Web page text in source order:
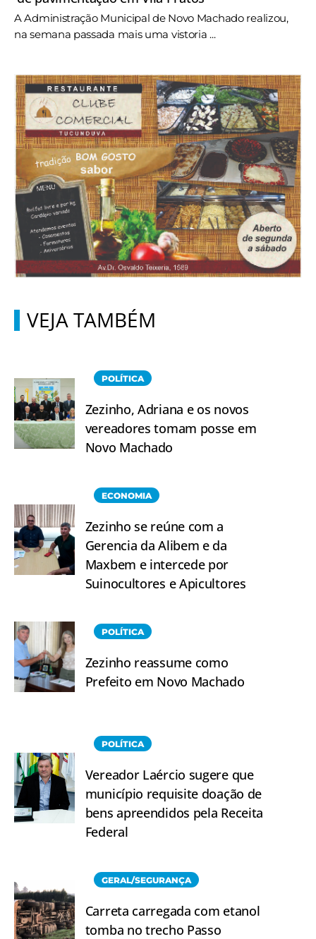
A Administração Municipal de Novo Machado realizou,
na semana passada mais uma vistoria ...
VEJA TAMBÉM
POLÍTICA
Zezinho, Adriana e os novos
vereadores tomam posse em
Novo Machado
ECONOMIA
Zezinho se reúne com a
Gerencia da Alibem e da
Maxbem e intercede por
Suinocultores e Apicultores
POLÍTICA
Zezinho reassume como
Prefeito em Novo Machado
POLÍTICA
Vereador Laércio sugere que
município requisite doação de
bens apreendidos pela Receita
Federal
GERAL/SEGURANÇA
Carreta carregada com etanol
tomba no trecho Passo